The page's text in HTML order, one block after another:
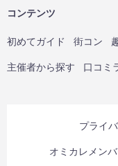
コンテンツ
初めてガイド 街コン
主催者から探す 口コミ
プライ
オミカレメン